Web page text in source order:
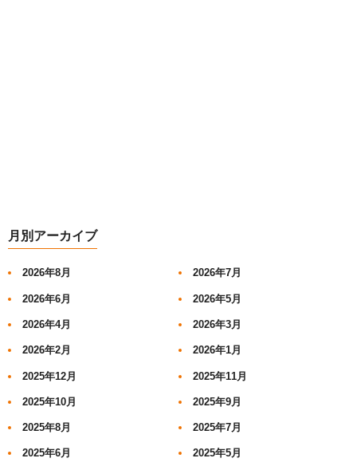
月別アーカイブ
2026年8月 2026年7月
2026年6月 2026年5月
2026年4月 2026年3月
2026年2月 2026年1月
2025年12月 2025年11月
2025年10月 2025年9月
2025年8月 2025年7月
2025年6月 2025年5月